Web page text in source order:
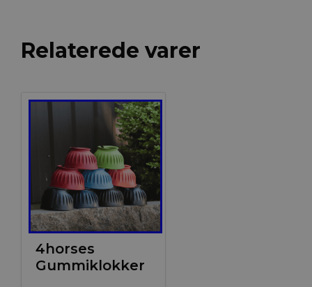
Relaterede varer
4horses
Gummiklokker